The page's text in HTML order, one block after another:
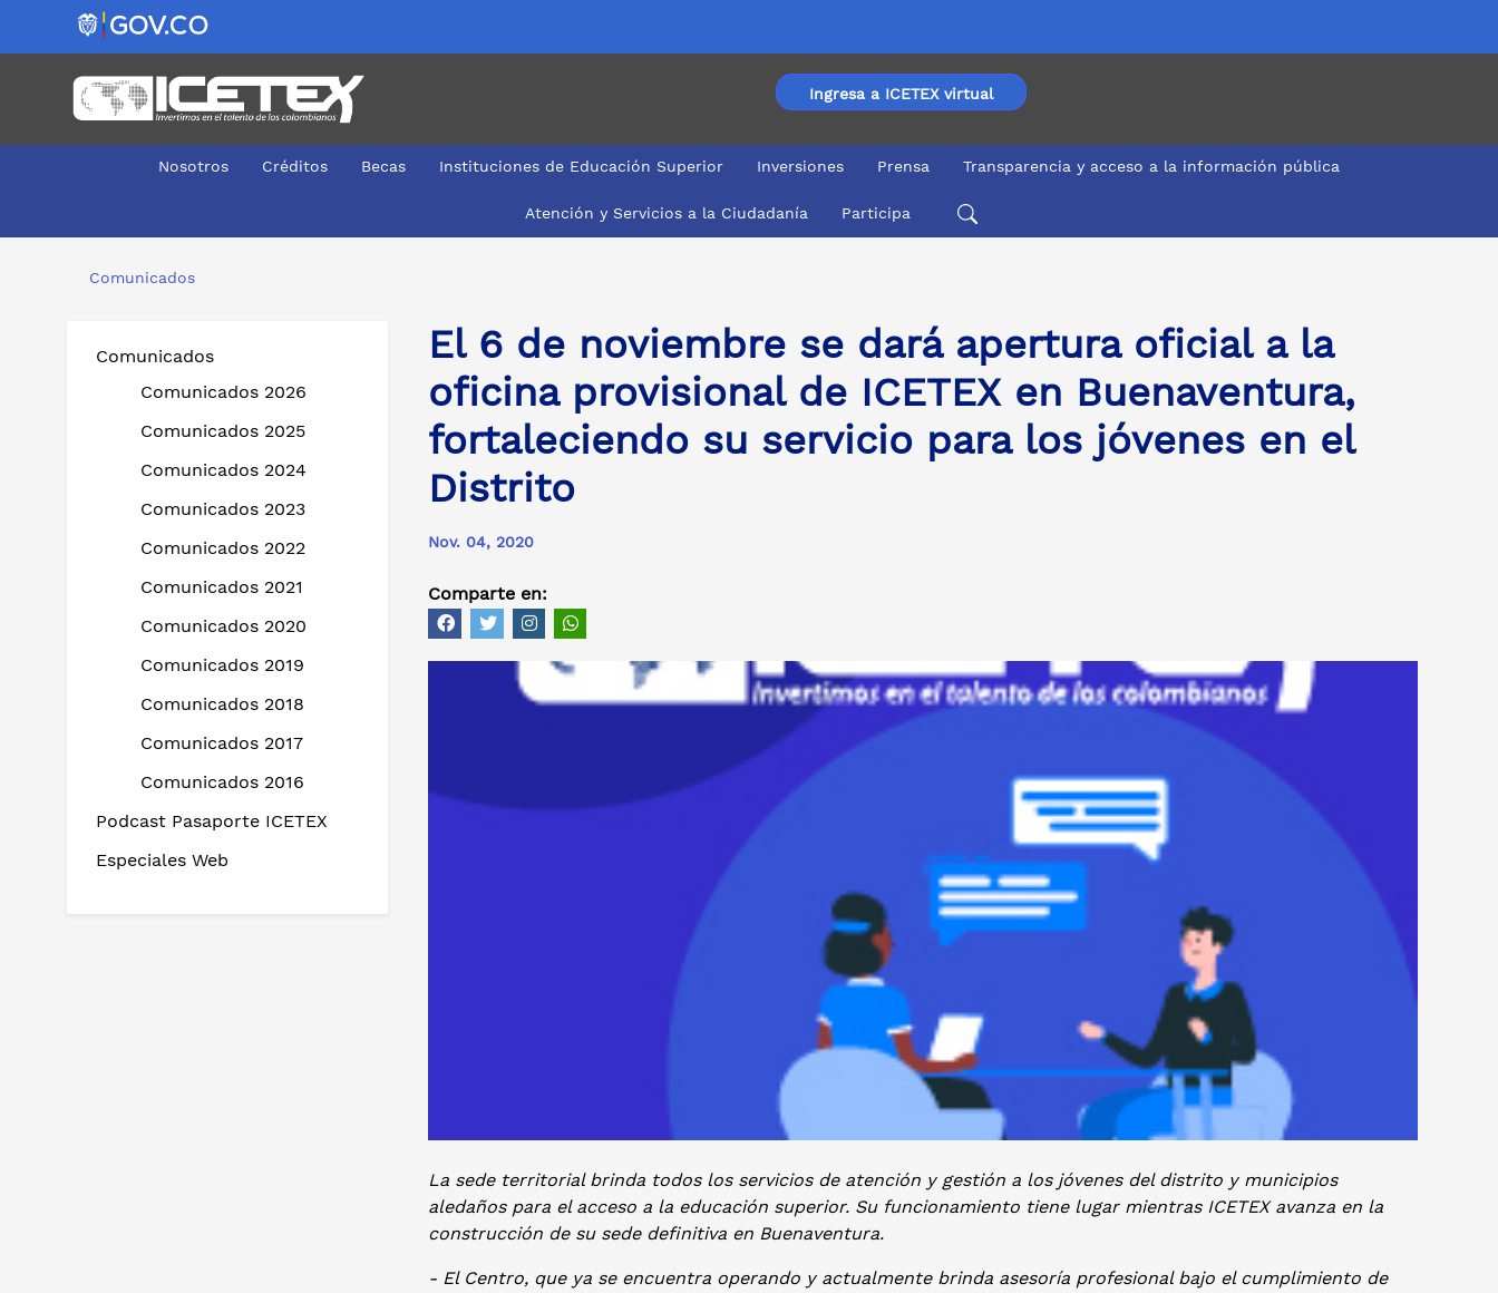
Ingresa a ICETEX virtual
Nosotros Créditos Becas Instituciones de Educación Superior Inversiones Prensa Transparencia y acceso a la información pública
Atención y Servicios a la Ciudadanía Participa
Comunicados
Comunicados
Comunicados 2026
Comunicados 2025
Comunicados 2024
Comunicados 2023
Comunicados 2022
Comunicados 2021
Comunicados 2020
Comunicados 2019
Comunicados 2018
Comunicados 2017
Comunicados 2016
Podcast Pasaporte ICETEX
Especiales Web
El 6 de noviembre se dará apertura oficial a la
oficina provisional de ICETEX en Buenaventura,
fortaleciendo su servicio para los jóvenes en el
Distrito
Nov. 04, 2020
Comparte en:
La sede territorial brinda todos los servicios de atención y gestión a los jóvenes del distrito y municipios
aledaños para el acceso a la educación superior. Su funcionamiento tiene lugar mientras ICETEX avanza en la
construcción de su sede definitiva en Buenaventura.
- El Centro, que ya se encuentra operando y actualmente brinda asesoría profesional bajo el cumplimiento de